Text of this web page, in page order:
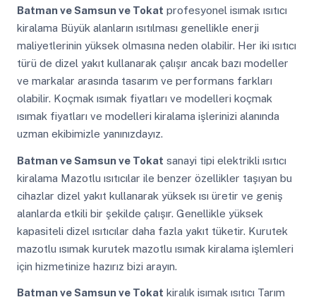
Batman ve Samsun ve Tokat profesyonel isımak ısıtıcı
kiralama Büyük alanların ısıtılması genellikle enerji
maliyetlerinin yüksek olmasına neden olabilir. Her iki ısıtıcı
türü de dizel yakıt kullanarak çalışır ancak bazı modeller
ve markalar arasında tasarım ve performans farkları
olabilir. Koçmak ısımak fiyatları ve modelleri koçmak
ısımak fiyatları ve modelleri kiralama işlerinizi alanında
uzman ekibimizle yanınızdayız.
Batman ve Samsun ve Tokat sanayi tipi elektrikli ısıtıcı
kiralama Mazotlu ısıtıcılar ile benzer özellikler taşıyan bu
cihazlar dizel yakıt kullanarak yüksek ısı üretir ve geniş
alanlarda etkili bir şekilde çalışır. Genellikle yüksek
kapasiteli dizel ısıtıcılar daha fazla yakıt tüketir. Kurutek
mazotlu ısımak kurutek mazotlu ısımak kiralama işlemleri
için hizmetinize hazırız bizi arayın.
Batman ve Samsun ve Tokat kiralık isımak ısıtıcı Tarım